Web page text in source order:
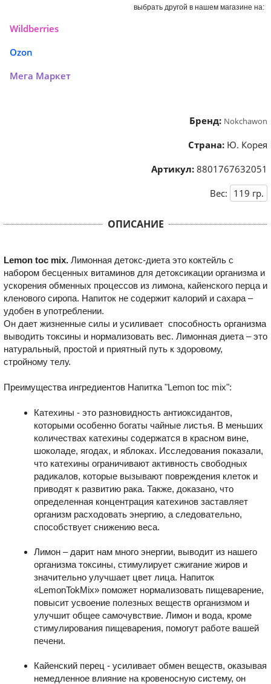
выбрать другой в нашем магазине на:
Wildberries
Ozon
Мега Маркет
Бренд: Nokchawon
Страна: Ю. Корея
Артикул: 8801767632051
Вес: 119 гр.
ОПИСАНИЕ
Lemon toc mix. Лимонная детокс-диета это коктейль с
набором бесценных витаминов для детоксикации организма и
ускорения обменных процессов из лимона, кайенского перца и
кленового сиропа. Напиток не содержит калорий и сахара –
удобен в употреблении.
Он дает жизненные силы и усиливает способность организма
выводить токсины и нормализовать вес. Лимонная диета – это
натуральный, простой и приятный путь к здоровому,
стройному телу.
Преимущества ингредиентов Напитка "Lemon toc mix":
Катехины - это разновидность антиоксидантов,
которыми особенно богаты чайные листья. В меньших
количествах катехины содержатся в красном вине,
шоколаде, ягодах, и яблоках. Исследования показали,
что катехины ограничивают активность свободных
радикалов, которые вызывают повреждения клеток и
приводят к развитию рака. Также, доказано, что
определенная концентрация катехинов заставляет
организм расходовать энергию, а следовательно,
способствует снижению веса.
Лимон – дарит нам много энергии, выводит из нашего
организма токсины, стимулирует сжигание жиров и
значительно улучшает цвет лица. Напиток
«LemonTokMix» поможет нормализовать пищеварение,
повысит усвоение полезных веществ организмом и
улучшит общее самочувствие. Лимон и вода, кроме
стимулирования пищеварения, помогут работе вашей
печени.
Кайенский перец - усиливает обмен веществ, оказывая
немедленное влияние на кровеносную систему, он